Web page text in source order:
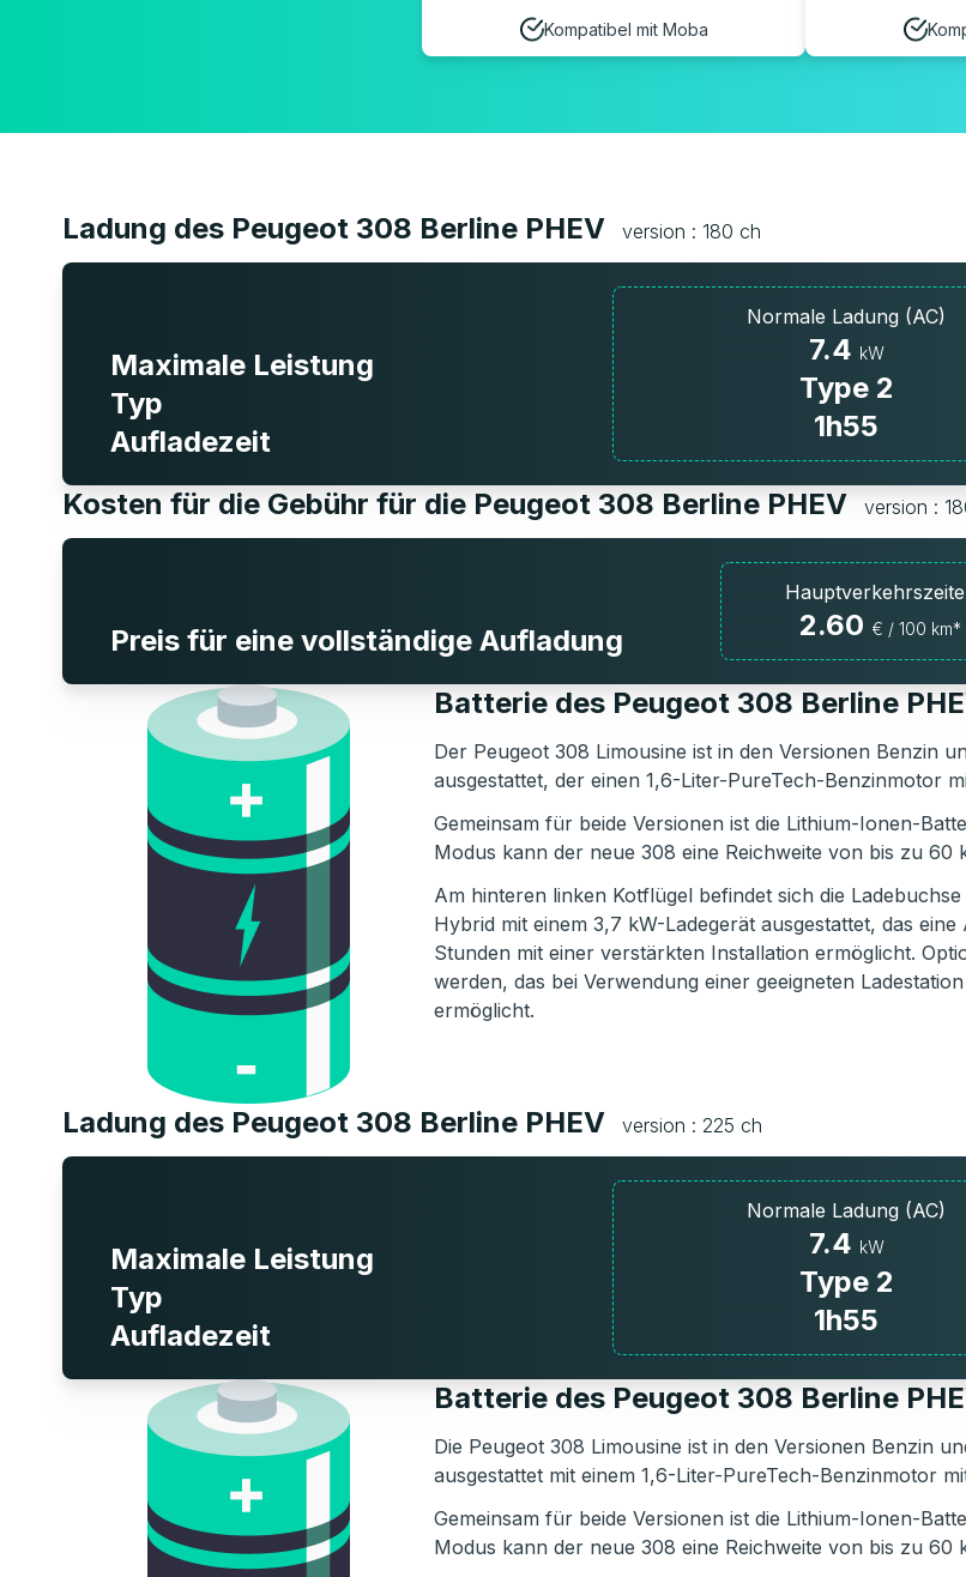
Kompatibel mit Moba
Ladung des Peugeot 308 Berline PHEV version : 180 ch
Maximale Leistung
Typ
Aufladezeit
Normale Ladung (AC)
7.4 kW
Type 2
1h55
Kosten für die Gebühr für die Peugeot 308 Berline PHEV version :
Preis für eine vollständige Aufladung 2.60 € / 100 km*
Batterie des Peugeot 308 Berline
Der Peugeot 308 Limousine ist in den Versionen Benzin
ausgestattet, der einen 1,6-Liter-PureTech-Benzinmotor
Gemeinsam für beide Versionen ist die Lithium-Ionen-
Modus kann der neue 308 eine Reichweite von bis zu 60
Am hinteren linken Kotflügel befindet sich die
Hybrid mit einem 3,7 kW-Ladegerät ausgestattet, das
Stunden mit einer verstärkten Installation ermöglicht.
werden, das bei Verwendung einer geeigneten
ermöglicht.
Ladung des Peugeot 308 Berline PHEV version : 225 ch
Maximale Leistung
Typ
Aufladezeit
Normale Ladung (AC)
7.4 kW
Type 2
1h55
Batterie des Peugeot 308 Berline
Die Peugeot 308 Limousine ist in den Versionen Benzin
ausgestattet mit einem 1,6-Liter-PureTech-Benzinmotor
Gemeinsam für beide Versionen ist die Lithium-Ionen-
Modus kann der neue 308 eine Reichweite von bis zu 60